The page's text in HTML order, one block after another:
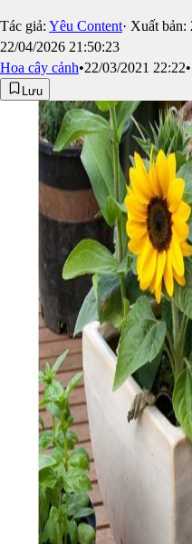
Tác giả: Yêu Content· Xuất bản:
22/04/2026 21:50:23
Hoa cây cảnh•22/03/2021 22:22•
Lưu